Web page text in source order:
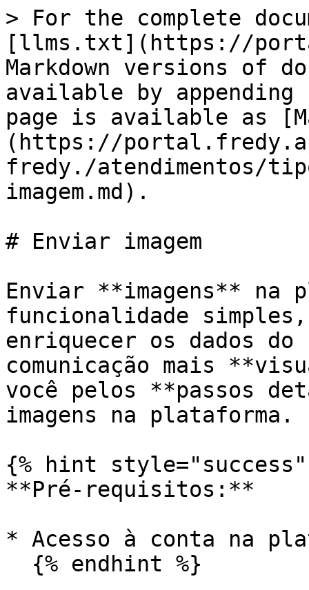
> For the complete
[llms.txt](https://
Markdown versions of
available by
page is available as
(https://
fredy./atendimentos/
imagem.md).
# Enviar imagem
Enviar **imagens** na
funcionalidade
enriquecer os dados
comunicação mais
você pelos **passos
imagens na plataforma.
{% hint style="success"
**Pré-requisitos:**
* Acesso à conta na